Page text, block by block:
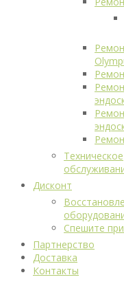
Техническое
Дисконт
Спешите
Партнерство
Доставка
Контакты